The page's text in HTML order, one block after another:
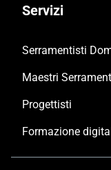
Servizi
Serramentisti
Maestri
Progettisti
Formazione